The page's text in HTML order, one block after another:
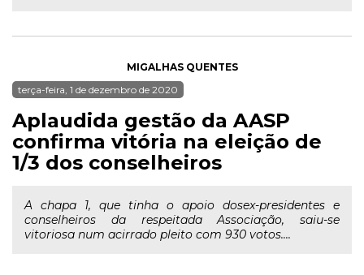
MIGALHAS QUENTES
terça-feira, 1 de dezembro de 2020
Aplaudida gestão da AASP
confirma vitória na eleição de
1/3 dos conselheiros
A chapa 1, que tinha o apoio dosex-presidentes e
conselheiros da respeitada Associação, saiu-se
vitoriosa num acirrado pleito com 930 votos....